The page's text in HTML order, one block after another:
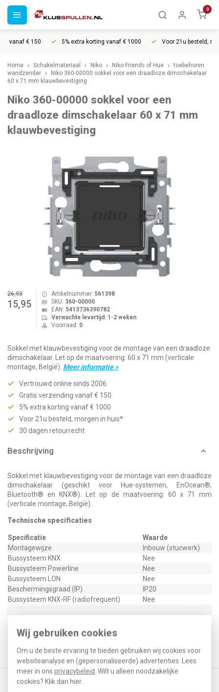
Wij gebruiken cookies
Om u de beste ervaring te bieden gebruiken wij cookies voor
websiteanalyse en (gepersonaliseerde) advertenties. Lees
meer in ons privacybeleid. Wilt u alleen noodzakelijke
cookies? Klik dan hier.
0
vanaf € 150 5% extra korting vanaf € 1000 Voor 21u besteld,
Home Schakelmateriaal Niko Niko Friends of Hue
toebehoren
wandzender
Niko 360-00000 sokkel voor een draadloze dimschakelaar
60 x 71 mm klauwbevestiging
Niko 360-00000 sokkel voor een
draadloze dimschakelaar 60 x 71 mm
klauwbevestiging
26,93
15,95
Artikelnummer: 561398
SKU: 360-00000
EAN: 5413736390782
Verwachte levertijd: 1-2 weken
Voorraad: 0
Sokkel met klauwbevestiging voor de montage van een draadloze
dimschakelaar. Let op de maatvoering: 60 x 71 mm (verticale
montage, België). Meer informatie »
Vertrouwd online sinds 2006
Gratis verzending vanaf € 150
5% extra korting vanaf € 1000
Voor 21u besteld, morgen in huis*
30 dagen retourrecht
Beschrijving
Sokkel met klauwbevestiging voor de montage van een draadloze
dimschakelaar (geschikt voor Hue-systemen, EnOcean®,
Bluetooth® en KNX®). Let op de maatvoering: 60 x 71 mm
(verticale montage, België).
Technische specificaties
Specificatie
Waarde
Montagewijze
Inbouw (stucwerk)
Bussysteem KNX
Nee
Bussysteem Powerline
Nee
Bussysteem LON
Nee
Beschermingsgraad (IP)
IP20
Bussysteem KNX-RF (radiofrequent)
Nee
Type / SKU (MPN)
EAN (GTIN-13)
Klusspullen artikelnummer
Gerelateerde producten